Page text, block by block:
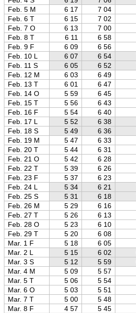
Feb. 5 M
6 17 7 04
Feb. 6 T
6 15 7 02
Feb. 7 O
6 13 7 00
Feb. 8 T
6 11 6 58
Feb. 9 F
6 09 6 56
Feb. 10 L
6 07 6 54
Feb. 11 S
6 05 6 52
Feb. 12 M
6 03 6 49
Feb. 13 T
6 01 6 47
Feb. 14 O
5 59 6 45
Feb. 15 T
5 56 6 43
Feb. 16 F
5 54 6 40
Feb. 17 L
5 52 6 38
Feb. 18 S
5 49 6 36
Feb. 19 M
5 47 6 33
Feb. 20 T
5 44 6 31
Feb. 21 O
5 42 6 28
Feb. 22 T
5 39 6 26
Feb. 23 F
5 37 6 23
Feb. 24 L
5 34 6 21
Feb. 25 S
5 31 6 18
Feb. 26 M
5 29 6 16
Feb. 27 T
5 26 6 13
Feb. 28 O
5 23 6 10
Feb. 29 T
5 20 6 08
Mar. 1 F
5 18 6 05
Mar. 2 L
5 15 6 02
Mar. 3 S
5 12 5 59
Mar. 4 M
5 09 5 57
Mar. 5 T
5 06 5 54
Mar. 6 O
5 03 5 51
Mar. 7 T
5 00 5 48
Mar. 8 F
4 57 5 45